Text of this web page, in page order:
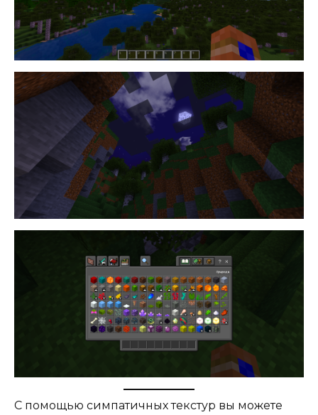
С помощью симпатичных текстур вы можете